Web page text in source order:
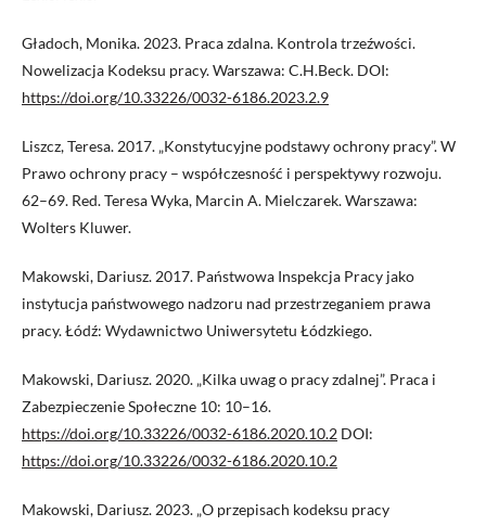
Gładoch, Monika. 2023. Praca zdalna. Kontrola trzeźwości.
Nowelizacja Kodeksu pracy. Warszawa: C.H.Beck. DOI:
https://doi.org/10.33226/0032-6186.2023.2.9
Liszcz, Teresa. 2017. „Konstytucyjne podstawy ochrony pracy”. W
Prawo ochrony pracy – współczesność i perspektywy rozwoju.
62–69. Red. Teresa Wyka, Marcin A. Mielczarek. Warszawa:
Wolters Kluwer.
Makowski, Dariusz. 2017. Państwowa Inspekcja Pracy jako
instytucja państwowego nadzoru nad przestrzeganiem prawa
pracy. Łódź: Wydawnictwo Uniwersytetu Łódzkiego.
Makowski, Dariusz. 2020. „Kilka uwag o pracy zdalnej”. Praca i
Zabezpieczenie Społeczne 10: 10–16.
https://doi.org/10.33226/0032-6186.2020.10.2 DOI:
https://doi.org/10.33226/0032-6186.2020.10.2
Makowski, Dariusz. 2023. „O przepisach kodeksu pracy